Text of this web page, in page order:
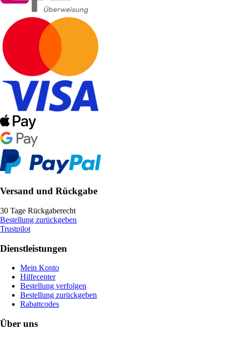
Versand und Rückgabe
30 Tage Rückgaberecht
Bestellung zurückgeben
Trustpilot
Dienstleistungen
Mein Konto
Hilfecenter
Bestellung verfolgen
Bestellung zurückgeben
Rabattcodes
Über uns